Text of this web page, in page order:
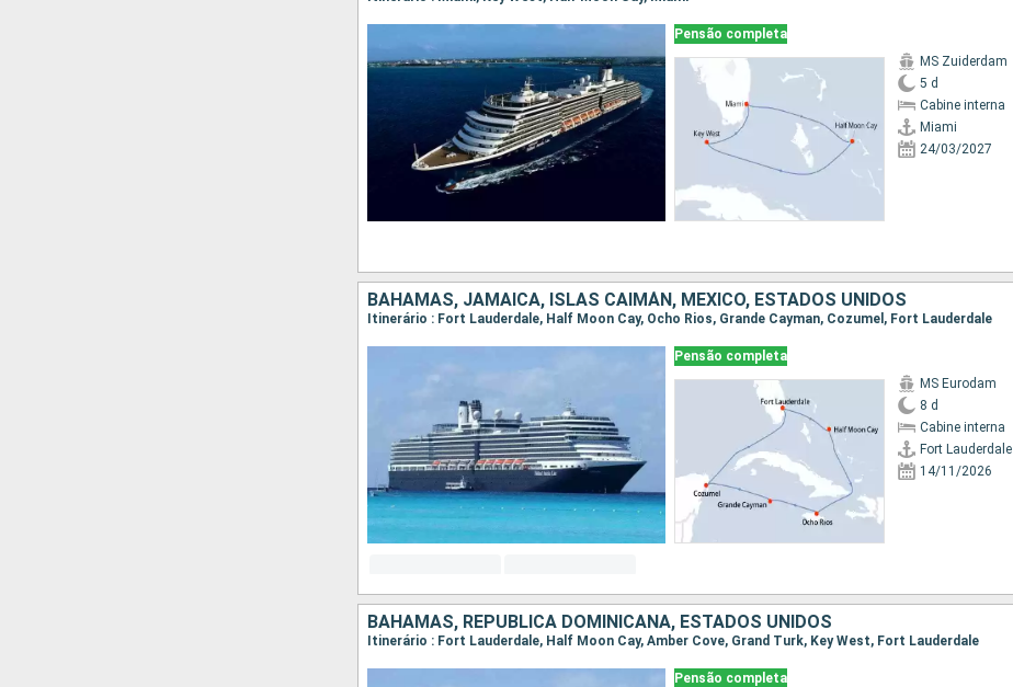
Pensão completa
MS Zuiderdam
5 d
Cabine interna
Miami
24/03/2027
BAHAMAS, JAMAICA, ISLAS CAIMÁN, MÉXICO, ESTADOS UNIDOS
Itinerário : Fort Lauderdale, Half Moon Cay, Ocho Rios, Grande Cayman, Cozumel, Fort Lauderdale
Pensão completa
MS Eurodam
8 d
Cabine interna
Fort Lauderdale
14/11/2026
BAHAMAS, REPUBLICA DOMINICANA, ESTADOS UNIDOS
Itinerário : Fort Lauderdale, Half Moon Cay, Amber Cove, Grand Turk, Key West, Fort Lauderdale
Pensão completa